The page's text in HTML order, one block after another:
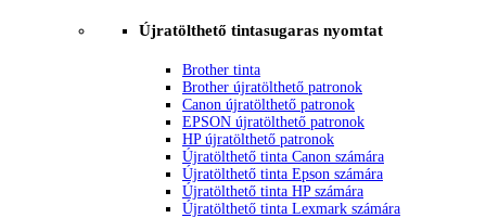
Újratölthető tintasugaras nyomtat
Brother tinta
Brother újratölthető patronok
Canon újratölthető patronok
EPSON újratölthető patronok
HP újratölthető patronok
Újratölthető tinta Canon számára
Újratölthető tinta Epson számára
Újratölthető tinta HP számára
Újratölthető tinta Lexmark számára